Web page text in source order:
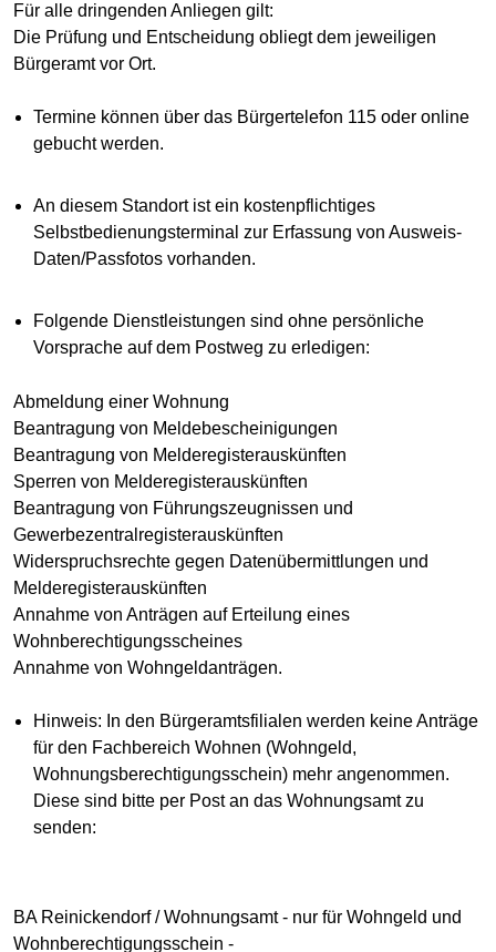
Für alle dringenden Anliegen gilt:
Die Prüfung und Entscheidung obliegt dem jeweiligen
Bürgeramt vor Ort.
Termine können über das Bürgertelefon 115 oder online
gebucht werden.
An diesem Standort ist ein kostenpflichtiges
Selbstbedienungsterminal zur Erfassung von Ausweis-
Daten/Passfotos vorhanden.
Folgende Dienstleistungen sind ohne persönliche
Vorsprache auf dem Postweg zu erledigen:
Abmeldung einer Wohnung
Beantragung von Meldebescheinigungen
Beantragung von Melderegisterauskünften
Sperren von Melderegisterauskünften
Beantragung von Führungszeugnissen und
Gewerbezentralregisterauskünften
Widerspruchsrechte gegen Datenübermittlungen und
Melderegisterauskünften
Annahme von Anträgen auf Erteilung eines
Wohnberechtigungsscheines
Annahme von Wohngeldanträgen.
Hinweis: In den Bürgeramtsfilialen werden keine Anträge
für den Fachbereich Wohnen (Wohngeld,
Wohnungsberechtigungsschein) mehr angenommen.
Diese sind bitte per Post an das Wohnungsamt zu
senden:
BA Reinickendorf / Wohnungsamt - nur für Wohngeld und
Wohnberechtigungsschein -